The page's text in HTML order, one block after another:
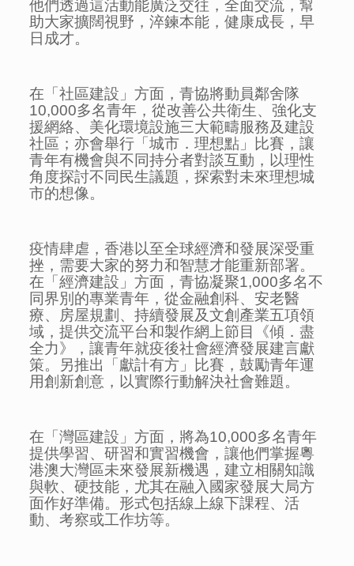
他們透過這活動能廣泛交往，全面交流，幫
助大家擴闊視野，淬鍊本能，健康成長，早
日成才。
在「社區建設」方面，青協將動員鄰舍隊
10,000多名青年，從改善公共衛生、強化支
援網絡、美化環境設施三大範疇服務及建設
社區；亦會舉行「城市．理想點」比賽，讓
青年有機會與不同持分者對談互動，以理性
角度探討不同民生議題，探索對未來理想城
市的想像。
疫情肆虐，香港以至全球經濟和發展深受重
挫，需要大家的努力和智慧才能重新部署。
在「經濟建設」方面，青協凝聚1,000多名不
同界別的專業青年，從金融創科、安老醫
療、房屋規劃、持續發展及文創產業五項領
域，提供交流平台和製作網上節目《傾．盡
全力》，讓青年就疫後社會經濟發展建言獻
策。另推出「獻計有方」比賽，鼓勵青年運
用創新創意，以實際行動解決社會難題。
在「灣區建設」方面，將為10,000多名青年
提供學習、研習和實習機會，讓他們掌握粵
港澳大灣區未來發展新機遇，建立相關知識
與軟、硬技能，尤其在融入國家發展大局方
面作好準備。形式包括線上線下課程、活
動、考察或工作坊等。